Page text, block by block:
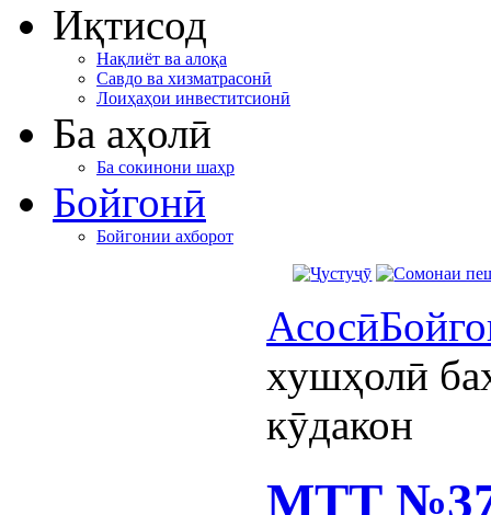
Иқтисод
Нақлиёт ва алоқа
Савдо ва хизматрасонӣ
Лоиҳаҳои инвеститсионӣ
Ба аҳолӣ
Ба сокинони шаҳр
Бойгонӣ
Бойгонии ахборот
Асосӣ
хушҳолӣ
кӯдакон
МТТ